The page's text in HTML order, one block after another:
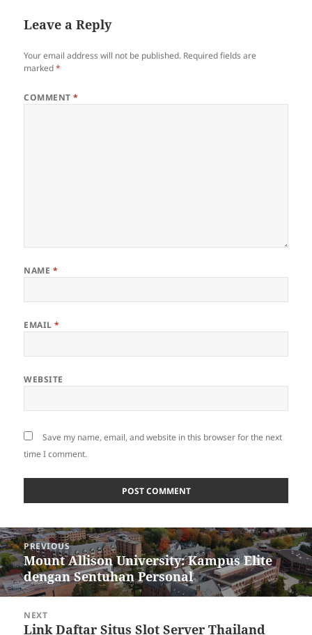
Leave a Reply
Your email address will not be published. Required fields are
marked*
COMMENT*
NAME *
EMAIL*
WEBSITE
Save my name, email, and website in this browser for the next
time I comment.
Post
navigation
PREVIOUS
Previous
post:
Mount Allison University: Kampus Elite
dengan Sentuhan Personal
NEXT
Next
Link Daftar Situs Slot Server Thailand